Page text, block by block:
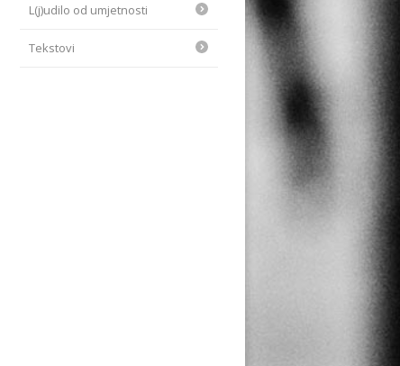
L(j)udilo od umjetnosti
Tekstovi